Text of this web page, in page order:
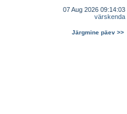
07 Aug 2026 09:14:03
värskenda
Järgmine päev >>